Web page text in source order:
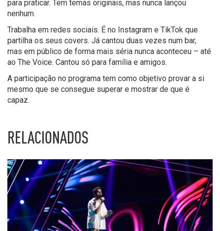
para praticar. Tem temas originais, mas nunca lançou
nenhum.
Trabalha em redes sociais. É no Instagram e TikTok que
partilha os seus covers. Já cantou duas vezes num bar,
mas em público de forma mais séria nunca aconteceu – até
ao The Voice. Cantou só para família e amigos.
A participação no programa tem como objetivo provar a si
mesmo que se consegue superar e mostrar de que é
capaz.
RELACIONADOS